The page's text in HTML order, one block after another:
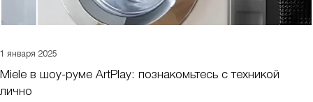
1 января 2025
Miele в шоу-руме ArtPlay: познакомьтесь с техникой
лично